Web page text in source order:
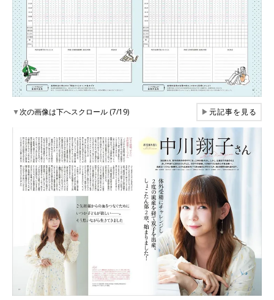
▼次の画像は下へスクロール (7/19) ▶元記事を見る